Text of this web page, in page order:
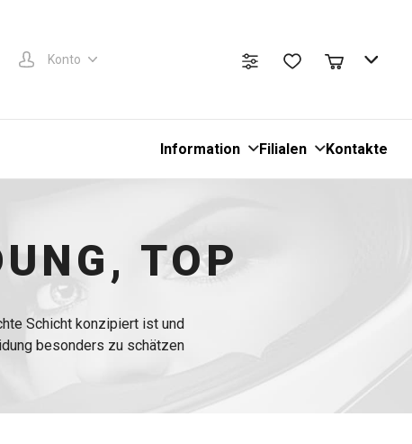
Konto
Information Filialen Kontakte
TOP
Schicht konzipiert ist und
besonders zu schätzen
Schuhüberzieher und
komfortabler machen.